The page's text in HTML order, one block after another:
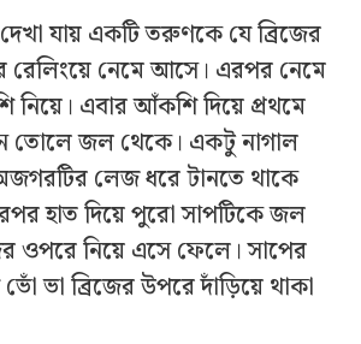
যায় একটি তরুণকে যে ব্রিজের
নেমে আসে। এরপর নেমে
এবার আঁকশি দিয়ে প্রথমে
তোলে জল থেকে। একটু নাগাল
লেজ ধরে টানতে থাকে
হাত দিয়ে পুরো সাপটিকে জল
ওপরে নিয়ে এসে ফেলে। সাপের
ভা ব্রিজের উপরে দাঁড়িয়ে থাকা